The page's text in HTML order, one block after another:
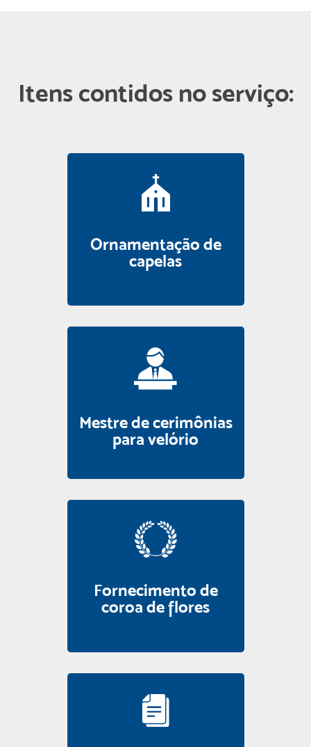
Itens contidos no serviço:
Ornamentação de
capelas
Mestre de cerimônias
para velório
Fornecimento de
coroa de flores